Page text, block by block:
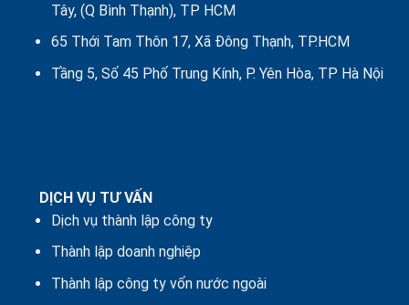
Tây, (Q Bình Thạnh), TP HCM
65 Thới Tam Thôn 17, Xã Đông Thạnh, TP.HCM
Tầng 5, Số 45 Phố Trung Kính, P. Yên Hòa, TP Hà Nội
DỊCH VỤ TƯ VẤN
Dịch vụ thành lập công ty
Thành lập doanh nghiệp
Thành lập công ty vốn nước ngoài